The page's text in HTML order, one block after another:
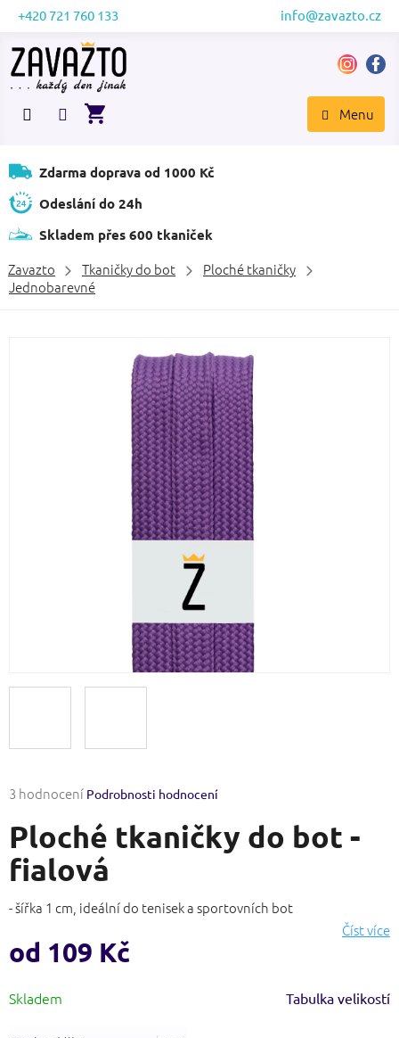
Přejít
obsah
+420 721 760 133 info@zavazto.cz
NÁKUPNÍ
Zdarma doprava od 1000 Kč
Odeslání do 24h
Skladem přes 600 tkaniček
Zavazto Tkaničky do bot
Ploché tkaničky
Jednobarevné
Průměrné
produktu
je
5,0
z
hvězdiček.
3 hodnocení Podrobnosti hodnocení
Ploché tkaničky do bot -
fialová
- šířka 1 cm, ideální do tenisek a sportovních bot
Číst více
od 109 Kč
cena:
Tabulka velikostí